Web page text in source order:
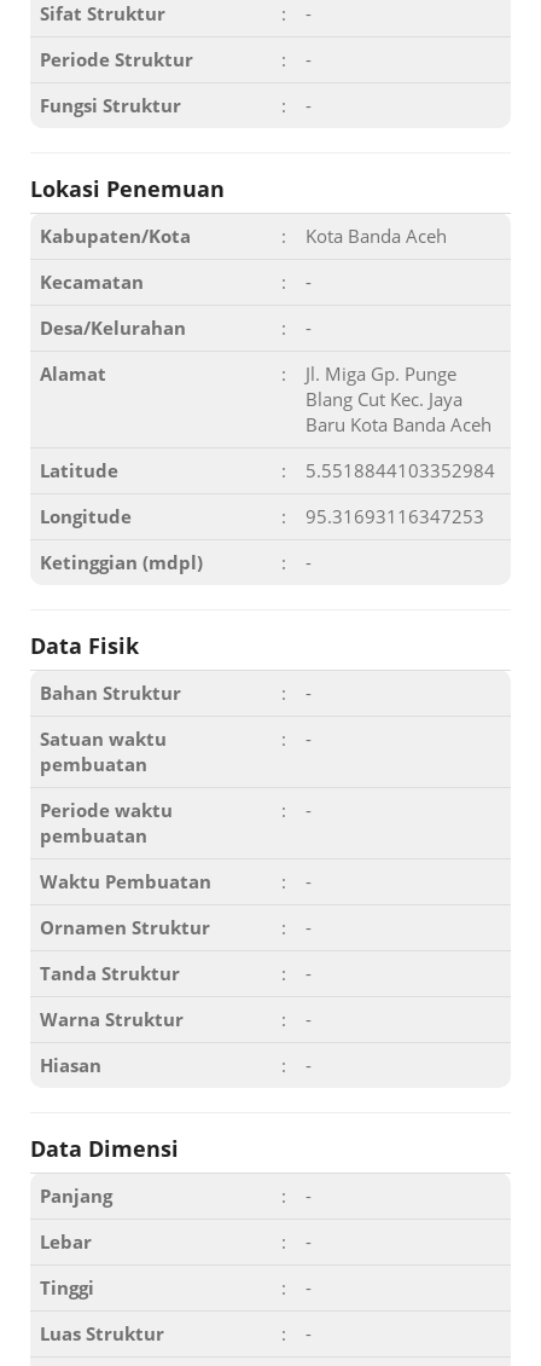
Sifat Struktur :
-
Periode Struktur
:
-
Fungsi Struktur
: -
Lokasi Penemuan
Kabupaten/Kota :
Kota Banda Aceh
Kecamatan
:
-
Desa/Kelurahan
:
-
Alamat
:
Jl. Miga Gp. Punge
Blang Cut Kec. Jaya
Baru Kota Banda Aceh
Latitude
:
5.5518844103352984
Longitude
:
95.31693116347253
Ketinggian (mdpl)
: -
Data Fisik
Bahan Struktur :
-
Satuan waktu
pembuatan
: -
Periode waktu
pembuatan
: -
Waktu Pembuatan :
-
Ornamen Struktur
:
-
Tanda Struktur
:
-
Warna Struktur
:
-
Hiasan
: -
Data Dimensi
Panjang :
-
Lebar
:
-
Tinggi
:
-
Luas Struktur
:
-